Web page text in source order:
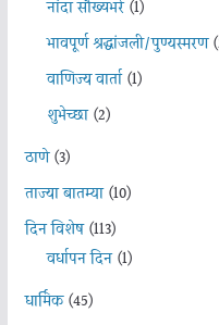
नांदा सौख्यभरे(1)
भावपूर्ण श्रद्धांजली/पुण्यस्मरण
वाणिज्य वार्ता(1)
शुभेच्छा(2)
ठाणे(3)
ताज्या बातम्या(10)
दिन विशेष(113)
वर्धापन दिन(1)
धार्मिक(45)